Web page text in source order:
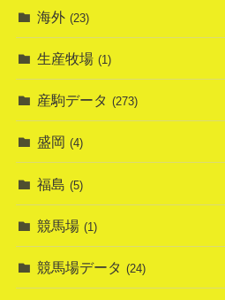
海外 (23)
生産牧場 (1)
産駒データ (273)
盛岡 (4)
福島 (5)
競馬場 (1)
競馬場データ (24)